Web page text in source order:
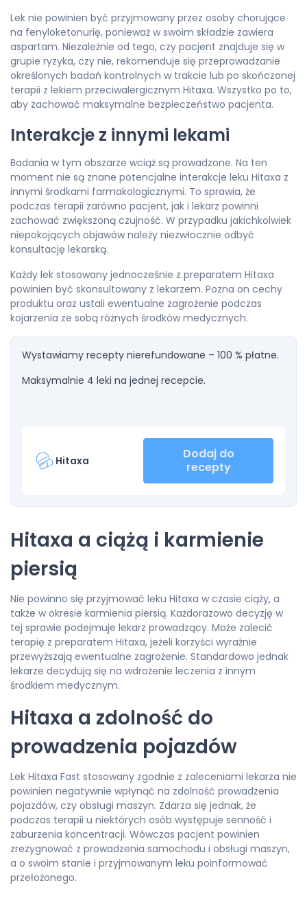
Lek nie powinien być przyjmowany przez osoby chorujące
na fenyloketonurię, ponieważ w swoim składzie zawiera
aspartam. Niezależnie od tego, czy pacjent znajduje się w
grupie ryzyka, czy nie, rekomenduje się przeprowadzanie
określonych badań kontrolnych w trakcie lub po skończonej
terapii z lekiem przeciwalergicznym Hitaxa. Wszystko po to,
aby zachować maksymalne bezpieczeństwo pacjenta.
Interakcje z innymi lekami
Badania w tym obszarze wciąż są prowadzone. Na ten
moment nie są znane potencjalne interakcje leku Hitaxa z
innymi środkami farmakologicznymi. To sprawia, że
podczas terapii zarówno pacjent, jak i lekarz powinni
zachować zwiększoną czujność. W przypadku jakichkolwiek
niepokojących objawów należy niezwłocznie odbyć
konsultację lekarską.
Każdy lek stosowany jednocześnie z preparatem Hitaxa
powinien być skonsultowany z lekarzem. Pozna on cechy
produktu oraz ustali ewentualne zagrożenie podczas
kojarzenia ze sobą różnych środków medycznych.
Wystawiamy recepty nierefundowane – 100 % płatne.
Maksymalnie 4 leki na jednej recepcie.
Hitaxa
Dodaj do
recepty
Hitaxa a ciążą i karmienie
piersią
Nie powinno się przyjmować leku Hitaxa w czasie ciąży, a
także w okresie karmienia piersią. Każdorazowo decyzję w
tej sprawie podejmuje lekarz prowadzący. Może zalecić
terapię z preparatem Hitaxa, jeżeli korzyści wyraźnie
przewyższają ewentualne zagrożenie. Standardowo jednak
lekarze decydują się na wdrożenie leczenia z innym
środkiem medycznym.
Hitaxa a zdolność do
prowadzenia pojazdów
Lek Hitaxa Fast stosowany zgodnie z zaleceniami lekarza nie
powinien negatywnie wpłynąć na zdolność prowadzenia
pojazdów, czy obsługi maszyn. Zdarza się jednak, że
podczas terapii u niektórych osób występuje senność i
zaburzenia koncentracji. Wówczas pacjent powinien
zrezygnować z prowadzenia samochodu i obsługi maszyn,
a o swoim stanie i przyjmowanym leku poinformować
przełożonego.